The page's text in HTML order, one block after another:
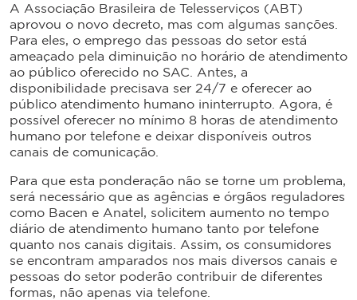
A Associação Brasileira de Telesserviços (ABT)
aprovou o novo decreto, mas com algumas sanções.
Para eles, o emprego das pessoas do setor está
ameaçado pela diminuição no horário de atendimento
ao público oferecido no SAC. Antes, a
disponibilidade precisava ser 24/7 e oferecer ao
público atendimento humano ininterrupto. Agora, é
possível oferecer no mínimo 8 horas de atendimento
humano por telefone e deixar disponíveis outros
canais de comunicação.
Para que esta ponderação não se torne um problema,
será necessário que as agências e órgãos reguladores
como Bacen e Anatel, solicitem aumento no tempo
diário de atendimento humano tanto por telefone
quanto nos canais digitais. Assim, os consumidores
se encontram amparados nos mais diversos canais e
pessoas do setor poderão contribuir de diferentes
formas, não apenas via telefone.